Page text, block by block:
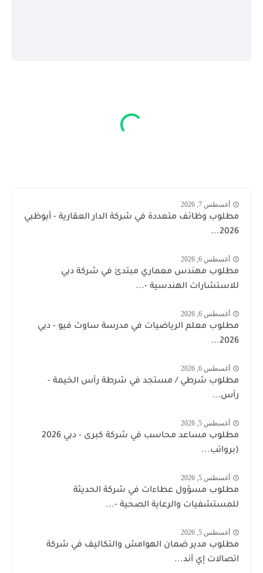
أغسطس 7, 2026
مطلوب وظائف متعددة في شركة الدار العقارية - أبوظبي
2026...
أغسطس 6, 2026
مطلوب مهندس معماري مبتدئ في شركة دبي
للاستشارات الهندسية -...
أغسطس 6, 2026
مطلوب معلم الرياضيات في مدرسة ساوث فيو - دبي
2026...
أغسطس 6, 2026
مطلوب شرطي / مستجد في شرطة رأس الخيمة -
رأس...
أغسطس 5, 2026
مطلوب مساعد محاسب في شركة كبرى - دبي 2026
(برواتب...
أغسطس 5, 2026
مطلوب مسؤول عطاءات في شركة الحديثة
للمستشفيات والرعاية الصحية -...
أغسطس 5, 2026
مطلوب مدير ضمان الهوامش والتكاليف في شركة
اتصالات إي آند...